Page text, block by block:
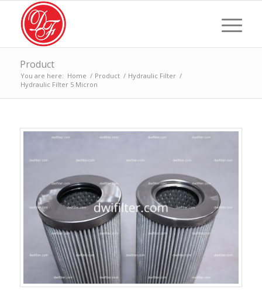
Product
You are here: Home / Product / Hydraulic Filter /
Hydraulic Filter 5 Micron